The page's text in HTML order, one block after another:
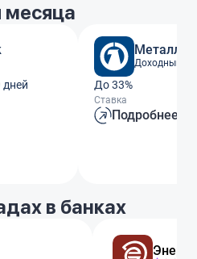
Доходный
До 33%
Ставка
Подробнее
в банках